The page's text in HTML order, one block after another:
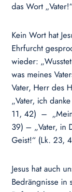
das Wort „Vater!“
Kein Wort hat
Ehrfurcht
wieder:
was meines
Vater, Herr des
„Vater, ich
11, 42) – „Mein
39) – „Vater, in
Geist!“ (Lk. 23,
Jesus hat auch
Bedrängnisse in